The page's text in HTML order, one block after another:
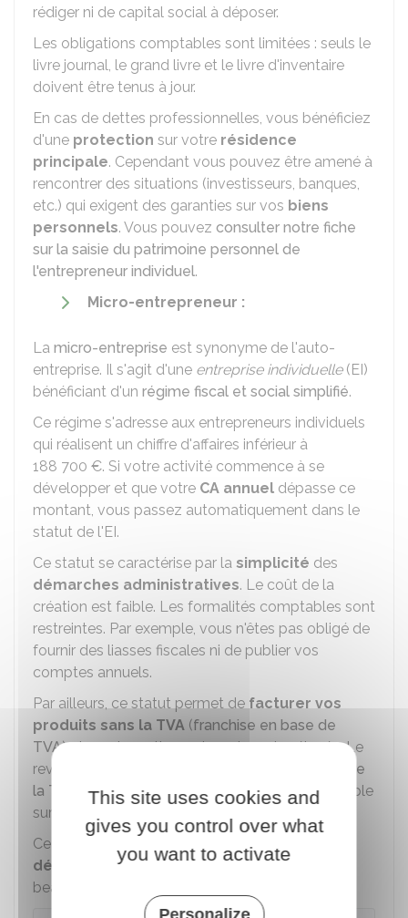
rédiger ni de capital social à déposer.
Les obligations comptables sont limitées : seuls le
livre journal, le grand livre et le livre d'inventaire
doivent être tenus à jour.
En cas de dettes professionnelles, vous bénéficiez
d'une protection sur votre résidence
principale. Cependant vous pouvez être amené à
rencontrer des situations (investisseurs, banques,
etc.) qui exigent des garanties sur vos biens
personnels. Vous pouvez consulter notre fiche
sur la saisie du patrimoine personnel de
l'entrepreneur individuel.
Micro-entrepreneur :
La micro-entreprise est synonyme de l'auto-
entreprise. Il s'agit d'une entreprise individuelle(EI)
bénéficiant d'un régime fiscal et social simplifié.
Ce régime s'adresse aux entrepreneurs individuels
qui réalisent un chiffre d'affaires inférieur à
188 700 €. Si votre activité commence à se
développer et que votre CA annuel dépasse ce
montant, vous passez automatiquement dans le
statut de l'EI.
Ce statut se caractérise par la simplicité des
démarches administratives. Le coût de la
création est faible. Les formalités comptables sont
restreintes. Par exemple, vous n'êtes pas obligé de
fournir des liasses fiscales ni de publier vos
comptes annuels.
Par ailleurs, ce statut permet de facturer vos
produits sans la TVA (franchise en base de
TVA), donc de pratiquer des prix moins élevés. Le
revers de cet aspect est l'impossibilité de
déduire
la TVA sur vos achats professionnels , par exemple
sur l'achat de matériel.
Ce statut est
adapté aux entrepreneurs
débutants
dont l'activité ne génère pas
beaucoup de chiffre d'affaires.
This site uses cookies and
gives you control over what
you want to activate
Personalize